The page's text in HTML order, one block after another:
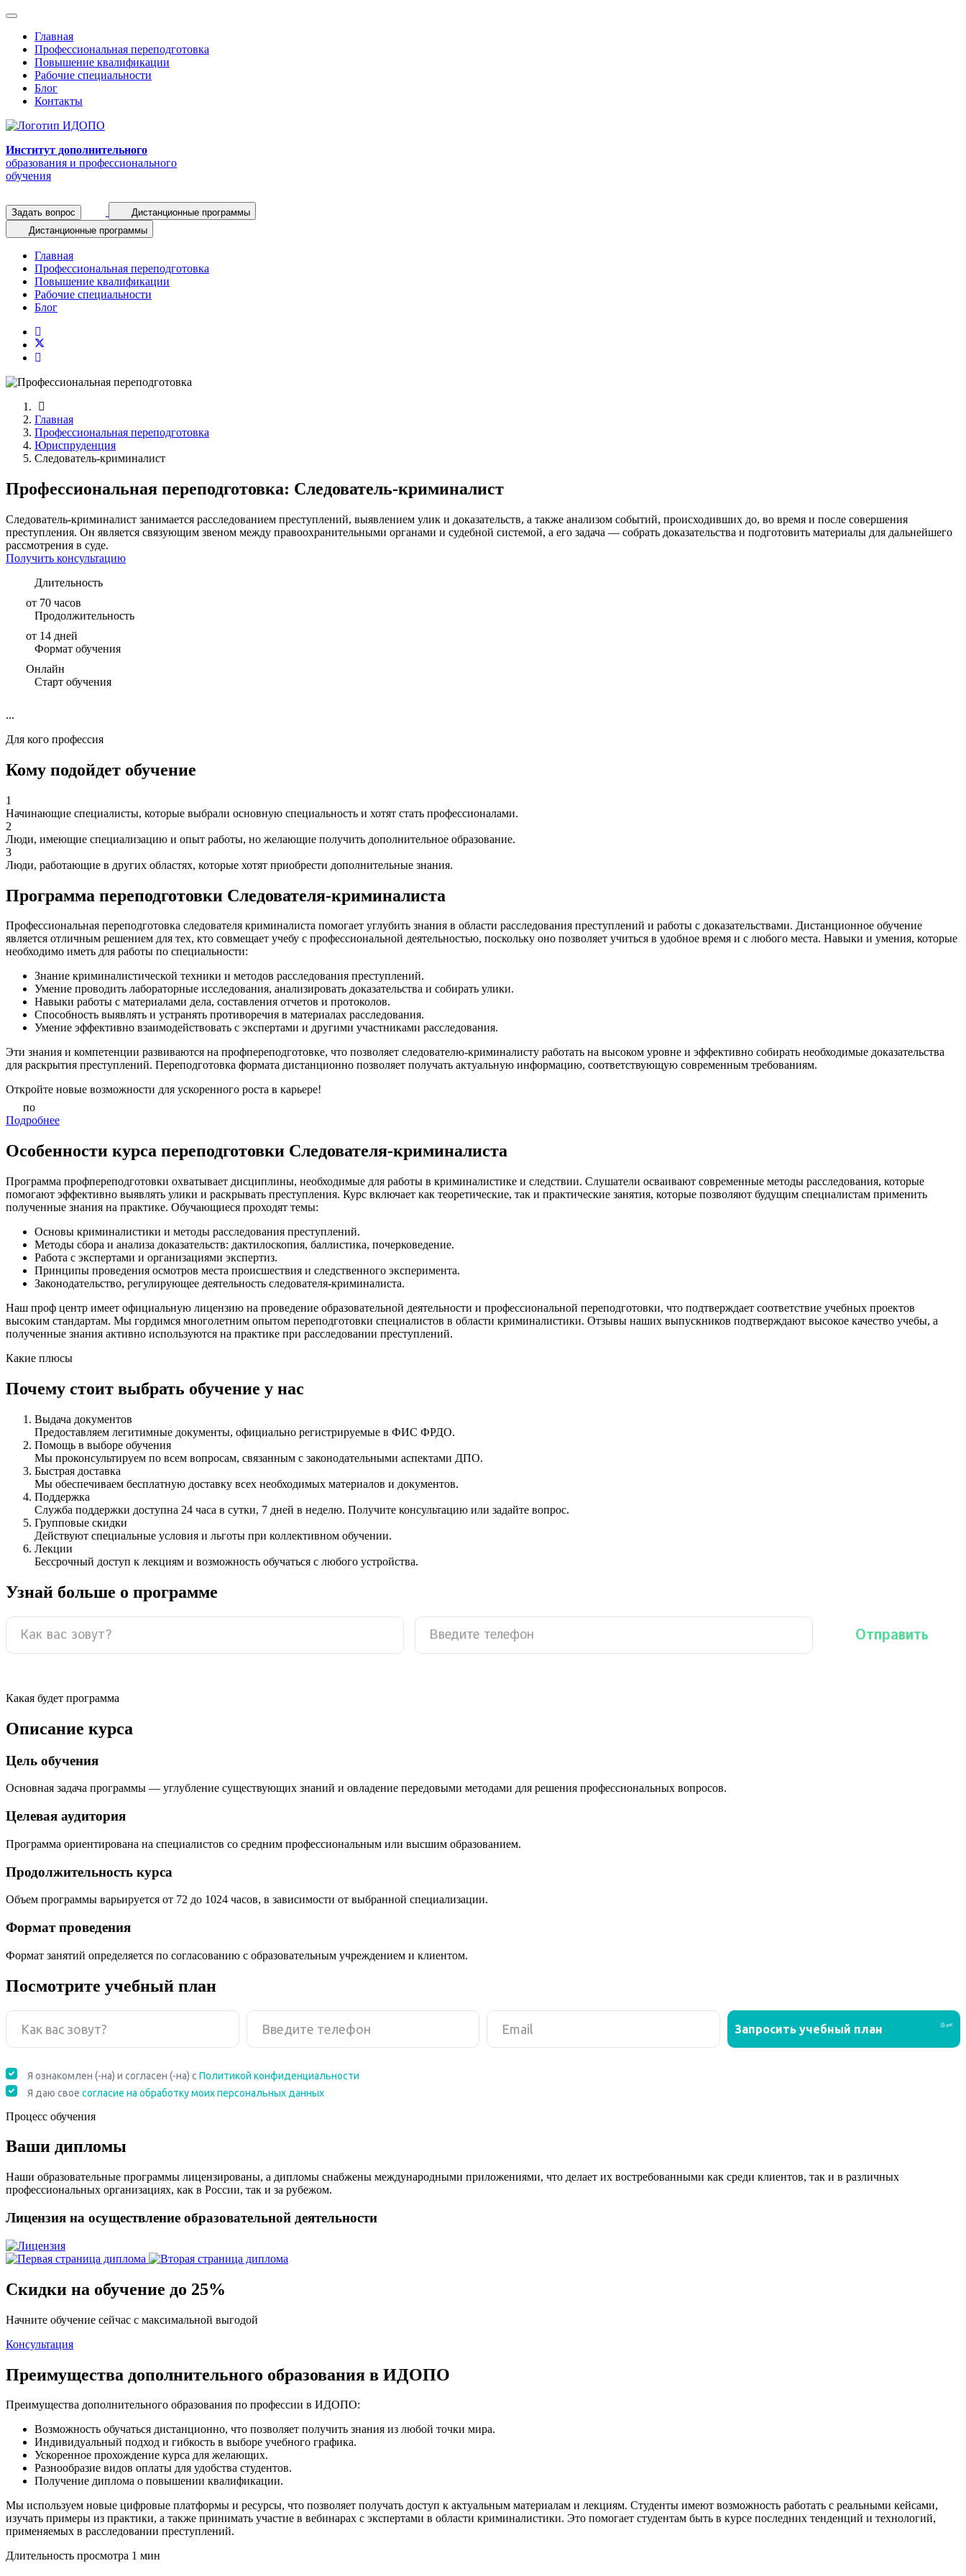
Главная
Профессиональная переподготовка
Повышение квалификации
Рабочие специальности
Блог
Контакты
Институт дополнительного
образования и профессионального
обучения
Задать вопрос
Дистанционные программы
Дистанционные программы
Главная
Профессиональная переподготовка
Повышение квалификации
Рабочие специальности
Блог
Главная
Профессиональная переподготовка
Юриспруденция
Следователь-криминалист
Профессиональная переподготовка: Следователь-криминалист
Следователь-криминалист занимается расследованием преступлений, выявлением улик и доказательств, а также анализом событий, происходивших до, во время и после совершения
преступления. Он является связующим звеном между правоохранительными органами и судебной системой, а его задача — собрать доказательства и подготовить материалы для дальнейшего
рассмотрения в суде.
Получить консультацию
Длительность
от 70 часов
Продолжительность
от 14 дней
Формат обучения
Онлайн
Старт обучения
...
Для кого профессия
Кому подойдет обучение
1
Начинающие специалисты, которые выбрали основную специальность и хотят стать профессионалами.
2
Люди, имеющие специализацию и опыт работы, но желающие получить дополнительное образование.
3
Люди, работающие в других областях, которые хотят приобрести дополнительные знания.
Программа переподготовки Следователя-криминалиста
Профессиональная переподготовка следователя криминалиста помогает углубить знания в области расследования преступлений и работы с доказательствами. Дистанционное обучение
является отличным решением для тех, кто совмещает учебу с профессиональной деятельностью, поскольку оно позволяет учиться в удобное время и с любого места. Навыки и умения, которые
необходимо иметь для работы по специальности:
Знание криминалистической техники и методов расследования преступлений.
Умение проводить лабораторные исследования, анализировать доказательства и собирать улики.
Навыки работы с материалами дела, составления отчетов и протоколов.
Способность выявлять и устранять противоречия в материалах расследования.
Умение эффективно взаимодействовать с экспертами и другими участниками расследования.
Эти знания и компетенции развиваются на профпереподготовке, что позволяет следователю-криминалисту работать на высоком уровне и эффективно собирать необходимые доказательства
для раскрытия преступлений. Переподготовка формата дистанционно позволяет получать актуальную информацию, соответствующую современным требованиям.
Откройте новые возможности для ускоренного роста в карьере!
по
Подробнее
Особенности курса переподготовки Следователя-криминалиста
Программа профпереподготовки охватывает дисциплины, необходимые для работы в криминалистике и следствии. Слушатели осваивают современные методы расследования, которые
помогают эффективно выявлять улики и раскрывать преступления. Курс включает как теоретические, так и практические занятия, которые позволяют будущим специалистам применить
полученные знания на практике. Обучающиеся проходят темы:
Основы криминалистики и методы расследования преступлений.
Методы сбора и анализа доказательств: дактилоскопия, баллистика, почерковедение.
Работа с экспертами и организациями экспертиз.
Принципы проведения осмотров места происшествия и следственного эксперимента.
Законодательство, регулирующее деятельность следователя-криминалиста.
Наш проф центр имеет официальную лицензию на проведение образовательной деятельности и профессиональной переподготовки, что подтверждает соответствие учебных проектов
высоким стандартам. Мы гордимся многолетним опытом переподготовки специалистов в области криминалистики. Отзывы наших выпускников подтверждают высокое качество учебы, а
полученные знания активно используются на практике при расследовании преступлений.
Какие плюсы
Почему стоит выбрать обучение у нас
Выдача документов
Предоставляем легитимные документы, официально регистрируемые в ФИС ФРДО.
Помощь в выборе обучения
Мы проконсультируем по всем вопросам, связанным с законодательными аспектами ДПО.
Быстрая доставка
Мы обеспечиваем бесплатную доставку всех необходимых материалов и документов.
Поддержка
Служба поддержки доступна 24 часа в сутки, 7 дней в неделю. Получите консультацию или задайте вопрос.
Групповые скидки
Действуют специальные условия и льготы при коллективном обучении.
Лекции
Бессрочный доступ к лекциям и возможность обучаться с любого устройства.
Узнай больше о программе
Какая будет программа
Описание курса
Цель обучения
Основная задача программы — углубление существующих знаний и овладение передовыми методами для решения профессиональных вопросов.
Целевая аудитория
Программа ориентирована на специалистов со средним профессиональным или высшим образованием.
Продолжительность курса
Объем программы варьируется от 72 до 1024 часов, в зависимости от выбранной специализации.
Формат проведения
Формат занятий определяется по согласованию с образовательным учреждением и клиентом.
Посмотрите учебный план
Процесс обучения
Ваши дипломы
Наши образовательные программы лицензированы, а дипломы снабжены международными приложениями, что делает их востребованными как среди клиентов, так и в различных
профессиональных организациях, как в России, так и за рубежом.
Лицензия на осуществление образовательной деятельности
Скидки на обучение до 25%
Начните обучение сейчас с максимальной выгодой
Консультация
Преимущества дополнительного образования в ИДОПО
Преимущества дополнительного образования по профессии в ИДОПО:
Возможность обучаться дистанционно, что позволяет получить знания из любой точки мира.
Индивидуальный подход и гибкость в выборе учебного графика.
Ускоренное прохождение курса для желающих.
Разнообразие видов оплаты для удобства студентов.
Получение диплома о повышении квалификации.
Мы используем новые цифровые платформы и ресурсы, что позволяет получать доступ к актуальным материалам и лекциям. Студенты имеют возможность работать с реальными кейсами,
изучать примеры из практики, а также принимать участие в вебинарах с экспертами в области криминалистики. Это помогает студентам быть в курсе последних тенденций и технологий,
применяемых в расследовании преступлений.
Длительность просмотра 1 мин